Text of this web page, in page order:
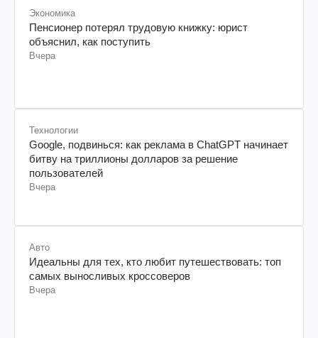
Экономика
Пенсионер потерял трудовую книжку: юрист
объяснил, как поступить
Вчера
Технологии
Google, подвинься: как реклама в ChatGPT начинает
битву на триллионы долларов за решение
пользователей
Вчера
Авто
Идеальны для тех, кто любит путешествовать: топ
самых выносливых кроссоверов
Вчера